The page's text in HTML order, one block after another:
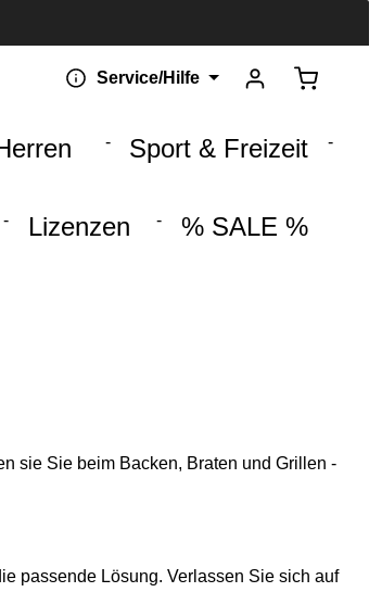
Service/Hilfe
Sport & Freizeit
Lizenzen % SALE %
sie Sie beim Backen, Braten und Grillen -
passende Lösung. Verlassen Sie sich auf